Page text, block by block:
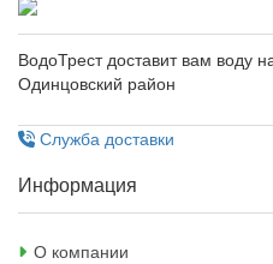
ВодоТрест доставит вам воду
Одинцовский район
Служба доставки
Информация
О компании